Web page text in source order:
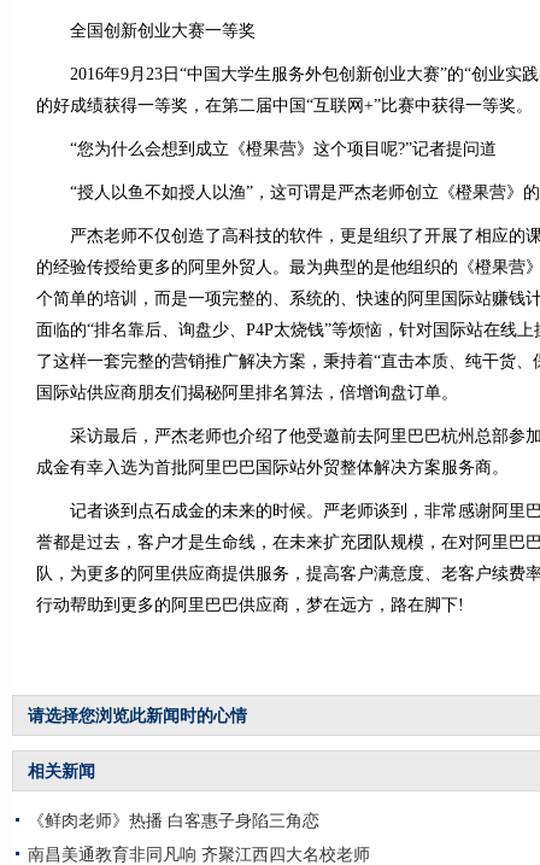
全国创新创业大赛一等奖
2016年9月23日“中国大学生服务外包创新创业大赛”的“创业实
的好成绩获得一等奖，在第二届中国“互联网+”比赛中获得一等奖。
“您为什么会想到成立《橙果营》这个项目呢?”记者提问道
“授人以鱼不如授人以渔”，这可谓是严杰老师创立《橙果营》
严杰老师不仅创造了高科技的软件，更是组织了开展了相应的
的经验传授给更多的阿里外贸人。最为典型的是他组织的《橙果营
个简单的培训，而是一项完整的、系统的、快速的阿里国际站赚钱
面临的“排名靠后、询盘少、P4P太烧钱”等烦恼，针对国际站在线
了这样一套完整的营销推广解决方案，秉持着“直击本质、纯干货
国际站供应商朋友们揭秘阿里排名算法，倍增询盘订单。
采访最后，严杰老师也介绍了他受邀前去阿里巴巴杭州总部参
成金有幸入选为首批阿里巴巴国际站外贸整体解决方案服务商。
记者谈到点石成金的未来的时候。严老师谈到，非常感谢阿里
誉都是过去，客户才是生命线，在未来扩充团队规模，在对阿里巴
队，为更多的阿里供应商提供服务，提高客户满意度、老客户续费
行动帮助到更多的阿里巴巴供应商，梦在远方，路在脚下!
请选择您浏览此新闻时的心情
相关新闻
《鲜肉老师》热播 白客惠子身陷三角恋
南昌美通教育非同凡响 齐聚江西四大名校老师